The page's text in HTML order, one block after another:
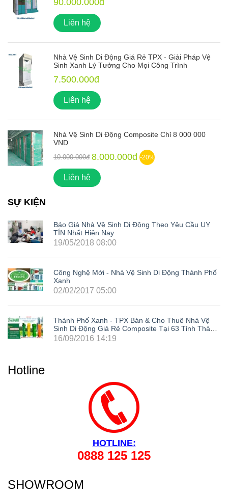
90.000.000đ
Liên hệ
Nhà Vệ Sinh Di Động Giá Rẻ TPX - Giải Pháp Vệ
Sinh Xanh Lý Tưởng Cho Mọi Công Trình
7.500.000đ
Liên hệ
Nhà Vệ Sinh Di Động Composite Chỉ 8 000 000
VND
10.000.000đ 8.000.000đ -20%
Liên hệ
SỰ KIỆN
Báo Giá Nhà Vệ Sinh Di Động Theo Yêu Cầu UY
TÍN Nhất Hiện Nay
19/05/2018 08:00
Công Nghệ Mới - Nhà Vệ Sinh Di Động Thành Phố
Xanh
02/02/2017 05:00
Thành Phố Xanh - TPX Bán & Cho Thuê Nhà Vệ
Sinh Di Động Giá Rẻ Composite Tại 63 Tỉnh Thành
Trong Cả Nước: Hà Nội, Hải Phòng, Hồ Chí Minh,
16/09/2016 14:19
Hotline
HOTLINE:
0888 125 125
SHOWROOM